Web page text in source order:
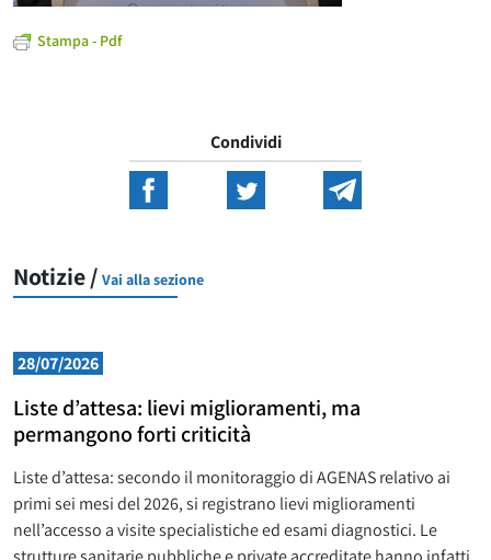
Stampa - Pdf
Condividi
Notizie / Vai alla sezione
28/07/2026
Liste d’attesa: lievi miglioramenti, ma
permangono forti criticità
Liste d’attesa: secondo il monitoraggio di AGENAS relativo ai
primi sei mesi del 2026, si registrano lievi miglioramenti
nell’accesso a visite specialistiche ed esami diagnostici. Le